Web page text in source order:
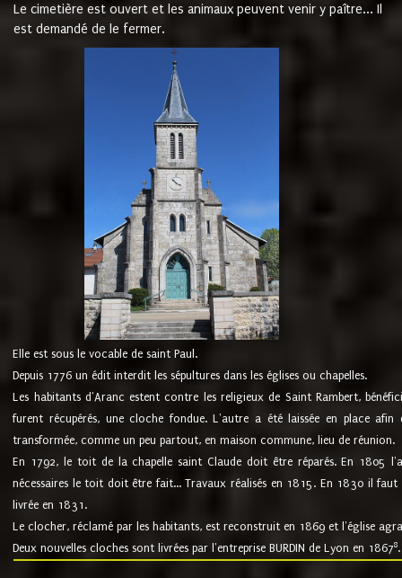
Le cimetière est ouvert et les animaux peuvent venir y paître... Il
est demandé de le fermer.
Elle est sous le vocable de saint Paul.
Depuis 1776 un édit interdit les sépultures dans les églises ou chapelles.
Les habitants d'Aranc estent contre les religieux de Saint Rambert,
furent récupérés, une cloche fondue. L'autre a été laissée en place
transformée, comme un peu partout, en maison commune, lieu de réunion.
En 1792, le toit de la chapelle saint Claude doit être réparés. En 1805
nécessaires le toit doit être fait... Travaux réalisés en 1815. En 1830 il
livrée en 1831.
Le clocher, réclamé par les habitants, est reconstruit en 1869 et l'église
Deux nouvelles cloches sont livrées par l'entreprise BURDIN de Lyon en 18678.